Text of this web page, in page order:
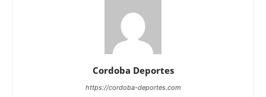
Cordoba Deportes
https://cordoba-deportes.com